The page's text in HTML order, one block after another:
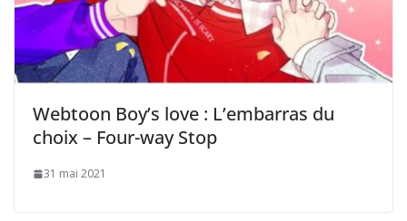
Webtoon Boy’s love : L’embarras du
choix – Four-way Stop
31 mai 2021